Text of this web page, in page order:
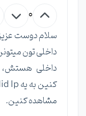
0
سلام دوست
مشاهده کنین.